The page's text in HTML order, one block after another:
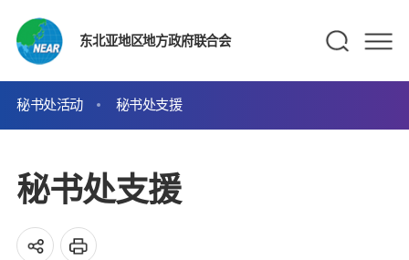
东北亚地区地方政府联合会
秘书处活动 秘书处支援
秘书处支援